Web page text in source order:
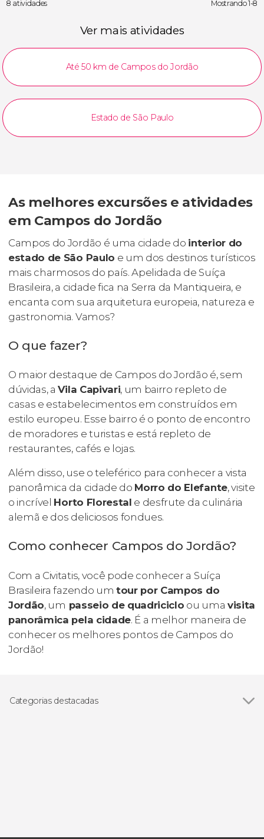
8 atividades Mostrando 1-8
Ver mais atividades
Até 50 km de Campos do Jordão
Estado de São Paulo
As melhores excursões e atividades
em Campos do Jordão
Campos do Jordão é uma cidade do interior do
estado de São Paulo e um dos destinos turísticos
mais charmosos do país. Apelidada de Suíça
Brasileira, a cidade fica na Serra da Mantiqueira, e
encanta com sua arquitetura europeia, natureza e
gastronomia. Vamos?
O que fazer?
O maior destaque de Campos do Jordão é, sem
dúvidas, aVila Capivari, um bairro repleto de
casas e estabelecimentos em construídos em
estilo europeu. Esse bairro é o ponto de encontro
de moradores e turistas e está repleto de
restaurantes, cafés e lojas.
Além disso, use o teleférico para conhecer a vista
panorâmica da cidade do Morro do Elefante, visite
o incrível Horto Florestal e desfrute da culinária
alemã e dos deliciosos fondues.
Como conhecer Campos do Jordão?
Com a Civitatis, você pode conhecer a Suíça
Brasileira fazendo um tour por Campos do
Jordão, um passeio de quadriciclo ou uma visita
panorâmica pela cidade. É a melhor maneira de
conhecer os melhores pontos de Campos do
Jordão!
Categorias destacadas